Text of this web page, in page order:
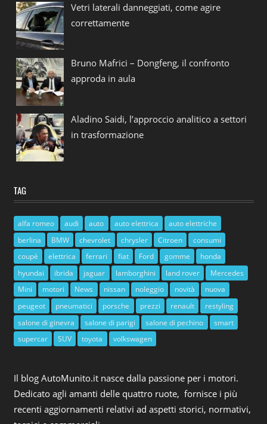
Vetri laterali danneggiati, come agire
correttamente
Bruno Mafrici – Dongfeng, il confronto
approda in aula
Aladino Saidi, l’approccio analitico a settori
in trasformazione
TAG
alfa romeo audi auto auto elettrica
auto elettriche
berlina
BMW chevrolet chrysler Citroen
consumi
coupè
elettrica ferrari fiat Ford gomme
honda
hyundai
ibrida jaguar lamborghini land rover
Mercedes
Mini
motori News nissan noleggio novità
nuova
peugeot
pneumatici porsche prezzi renault
restyling
salone di ginevra
salone di parigi salone di pechino
smart
supercar
SUV toyota volkswagen
Il blog AutoMunito.it nasce dalla passione per i motori.
Dedicato agli amanti delle quattro ruote, fornisce i più
recenti aggiornamenti relativi ad aspetti storici, normativi,